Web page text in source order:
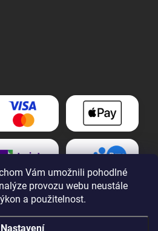
Vám umožnili pohodlné
provozu webu neustále
a použitelnost.
Nastavení